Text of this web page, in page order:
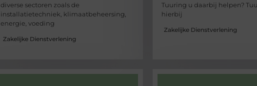
diverse sectoren zoals de
installatietechniek, klimaatbeheersing,
energie, voeding
Zakelijke Dienstverlening
Tuuring u daarbij helpen?
hierbij
Zakelijke Dienstverlening